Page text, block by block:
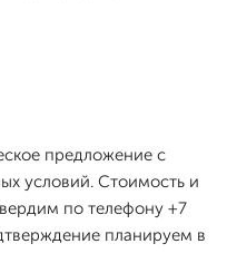
предложение с
условий. Стоимость и
по телефону +7
планируем в